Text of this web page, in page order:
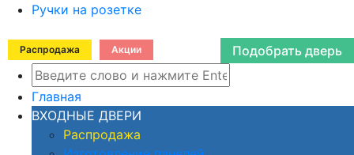
Ручки на розетке
Распродажа Акции Подобрать дверь
Главная
ВХОДНЫЕ ДВЕРИ
Распродажа